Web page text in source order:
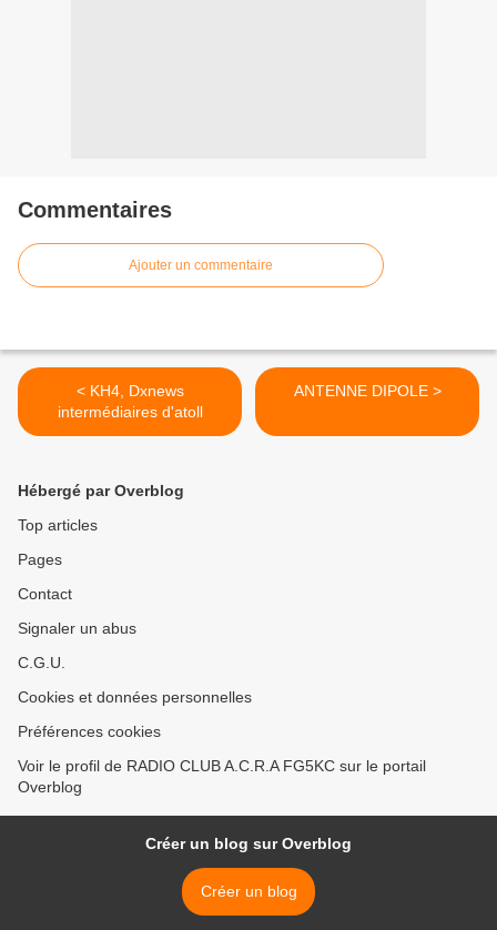
Commentaires
Ajouter un commentaire
< KH4, Dxnews
intermédiaires d'atoll
ANTENNE DIPOLE >
Hébergé par Overblog
Top articles
Pages
Contact
Signaler un abus
C.G.U.
Cookies et données personnelles
Préférences cookies
Voir le profil de RADIO CLUB A.C.R.A FG5KC sur le portail
Overblog
Créer un blog sur Overblog
Créer un blog